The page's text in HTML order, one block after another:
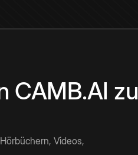
CAMB.AI zu
Videos,